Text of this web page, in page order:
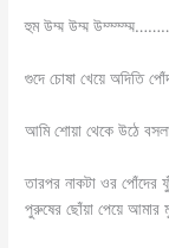
হুম উম্ম উম্ম
গুদে চোষা খেয়ে অদিতি
আমি শোয়া থেকে উঠে
তারপর নাকটা ওর পোঁদের
পুরুষের ছোঁয়া পেয়ে আমার